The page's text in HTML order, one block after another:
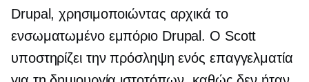
Drupal, χρησιμοποιώντας αρχικά το
ενσωματωμένο εμπόριο Drupal. Ο Scott
υποστηρίζει την πρόσληψη ενός επαγγελματία